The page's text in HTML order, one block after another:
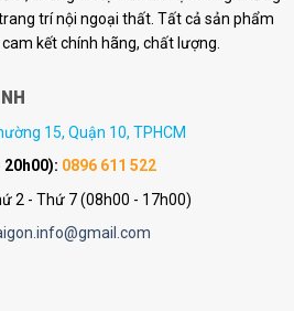
trí nội ngoại thất. Tất cả sản phẩm
kết chính hãng, chất lượng.
15, Quận 10, TPHCM
20h00): 0896 611 522
2 - Thứ 7 (08h00 - 17h00)